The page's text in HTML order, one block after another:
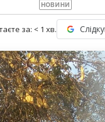
НОВИНИ
за: < 1 хв.